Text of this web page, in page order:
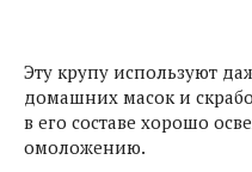
Эту крупу используют
домашних масок и
в его составе хорошо
омоложению.